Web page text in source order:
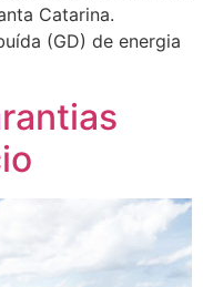
Catarina.
(GD) de energia